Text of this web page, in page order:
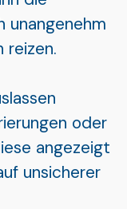
unangenehm
reizen.
oder
angezeigt
unsicherer